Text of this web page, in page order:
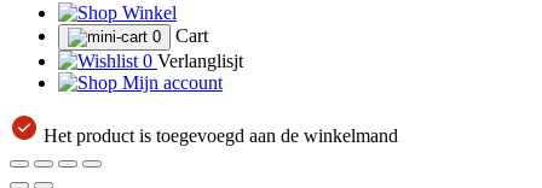
Winkel
0
Cart
0 Verlanglisjt
Mijn account
Het product is toegevoegd aan de winkelmand